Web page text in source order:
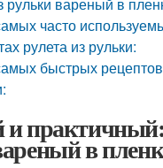
часто
рулета из рульки:
быстрых
практичный:
в